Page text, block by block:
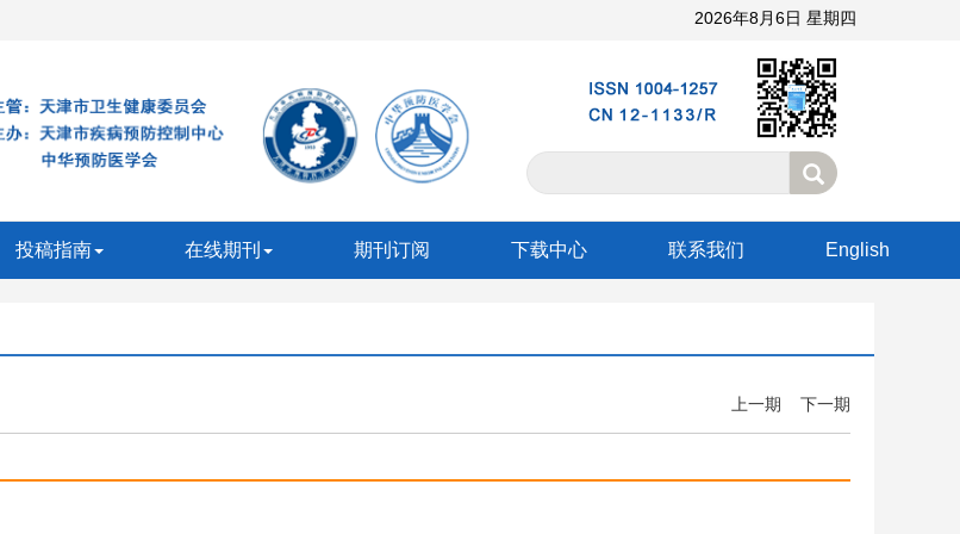
2026年8月6日 星期四
投稿指南 在线期刊 期刊订阅 下载中心 联系我们 English
上一期 下一期